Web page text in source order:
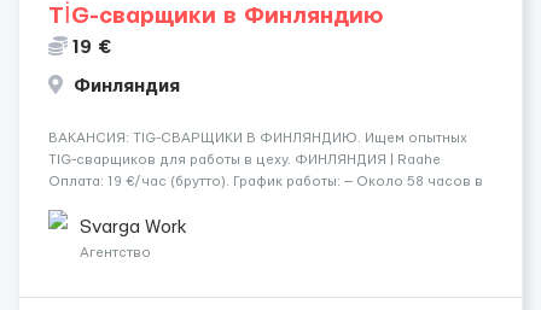
TİG-сварщики в Финляндию
19 €
Финляндия
​​ВАКАНСИЯ: TIG-СВАРЩИКИ В ФИНЛЯНДИЮ. Ищем опытных
TIG-сварщиков для работы в цеху. ФИНЛЯНДИЯ | Raahe
Оплата: 19 €/час (брутто). График работы: — Около 58 часов в
переработки. Дата начала: — Как можно скорее....
Svarga Work
Агентство